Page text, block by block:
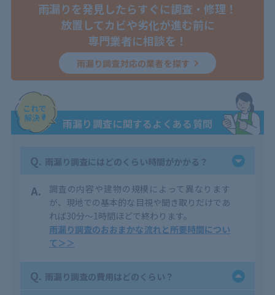
雨漏りを発見したらすぐに調査・修理！
放置してカビや劣化が進む前に
専門業者に相談を！
雨漏り調査対応の業者を探す
雨漏り調査に関するよくある質問
Q. 雨漏り調査にはどのくらい時間がかかる？
A.
調査の内容や建物の規模によって異なります
が、 現地での基本的な目視や聞き取りだけであ
れば30分〜1時間ほどで終わります。
雨漏り調査のおおまかな流れと所要時間につい
て＞＞
Q. 雨漏り調査の費用はどのくらい？